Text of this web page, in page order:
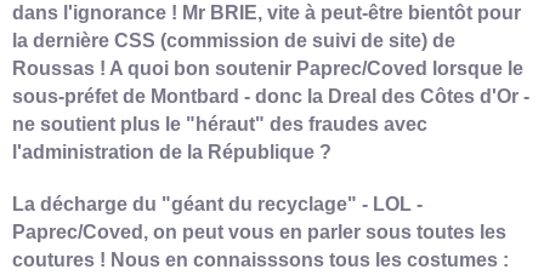
dans l'ignorance ! Mr BRIE, vite à peut-être bientôt pour
la dernière CSS (commission de suivi de site) de
Roussas ! A quoi bon soutenir Paprec/Coved lorsque le
sous-préfet de Montbard - donc la Dreal des Côtes d'Or -
ne soutient plus le "héraut" des fraudes avec
l'administration de la République ?
La décharge du "géant du recyclage" - LOL -
Paprec/Coved, on peut vous en parler sous toutes les
coutures ! Nous en connaisssons tous les costumes :